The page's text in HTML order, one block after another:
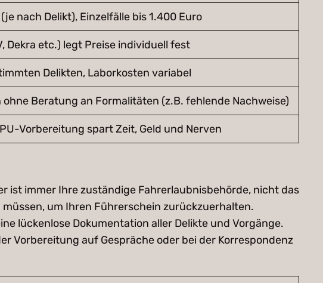
nach Delikt), Einzelfälle bis 1.400 Euro
Dekra etc.) legt Preise individuell fest
Delikten, Laborkosten variabel
Beratung an Formalitäten (z.B. fehlende Nachweise)
Vorbereitung spart Zeit, Geld und Nerven
ist immer Ihre zuständige Fahrerlaubnisbehörde, nicht das
um Ihren Führerschein zurückzuerhalten.
lückenlose Dokumentation aller Delikte und Vorgänge.
Vorbereitung auf Gespräche oder bei der Korrespondenz